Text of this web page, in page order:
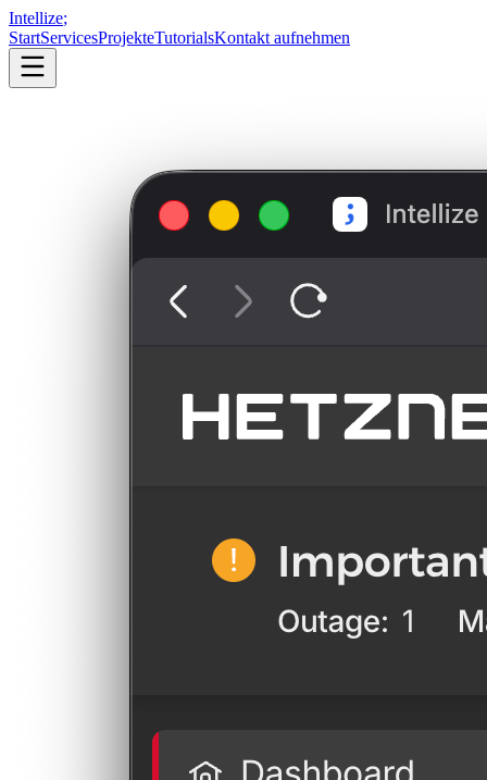
Intellize;
StartServicesProjekteTutorialsKontakt aufnehmen